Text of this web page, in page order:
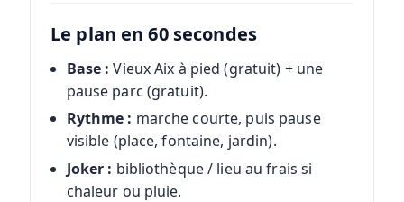
Le plan en 60 secondes
Base : Vieux Aix à pied (gratuit) + une
pause parc (gratuit).
Rythme : marche courte, puis pause
visible (place, fontaine, jardin).
Joker : bibliothèque / lieu au frais si
chaleur ou pluie.